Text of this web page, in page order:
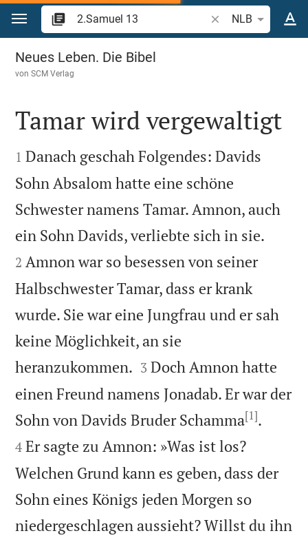
Zum Inhalt springen
Bibelstelle oder
NLB
2.Samuel 13
Neues Leben. Die Bibel
vonSCM Verlag

Tamar wird vergewaltigt

1 Danach geschah Folgendes: Davids
Sohn Absalom hatte eine schöne
Schwester namens Tamar. Amnon, auch
ein Sohn Davids, verliebte sich in sie.
2 Amnon war so besessen von seiner
Halbschwester Tamar, dass er krank
wurde. Sie war eine Jungfrau und er sah
keine Möglichkeit, an sie
heranzukommen. 

3 Doch Amnon hatte
einen Freund namens Jonadab. Er war der
Sohn von Davids Bruder Schamma[1].
4 Er sagte zu Amnon: »Was ist los?
Welchen Grund kann es geben, dass der
Sohn eines Königs jeden Morgen so
niedergeschlagen aussieht? Willst du ihn